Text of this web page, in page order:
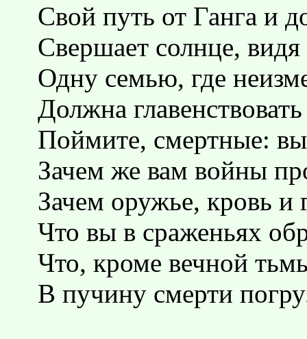
Свой путь от Ганга и
Свершает солнце, видя
Одну семью, где
Должна
Поймите, смертные:
Зачем же вам войны
Зачем оружье, кровь и
Что вы в сраженьях
Что, кроме вечной
В пучину смерти